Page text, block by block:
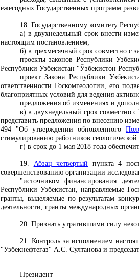
ежегодных Государственных программ
18. Государственному комитету
а) в двухнедельный срок внести
настоящим постановлением;
б) в трехмесячный срок совместно с
проекты законов Республики
Республики Узбекистан "Ўзбекистон
проект Закона Республики
ответственности Госкомгеологии, его
благоприятных условий для ведения
предложения об изменениях и
в) в двухнедельный срок совместно
представить предложения по внесению
494 "Об утверждении обновленного
стимулированию работников геологической
г) в срок до 1 мая 2018 года
19. Абзац четвертый пункта 4
совершенствованию организации
"источником финансирования
Республики Узбекистан, направляемые
гранты, выделяемые по результатам
деятельности, гранты международных
20. Признать утратившими силу
21. Контроль за исполнением
"Узбекнефтегаз" А.С. Султанова и
Президент